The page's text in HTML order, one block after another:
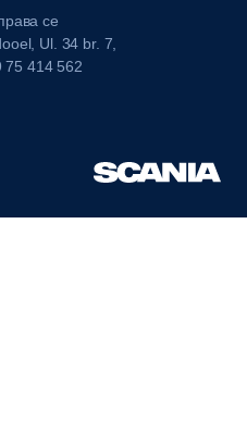
се
Ul. 34 br. 7,
75 414 562